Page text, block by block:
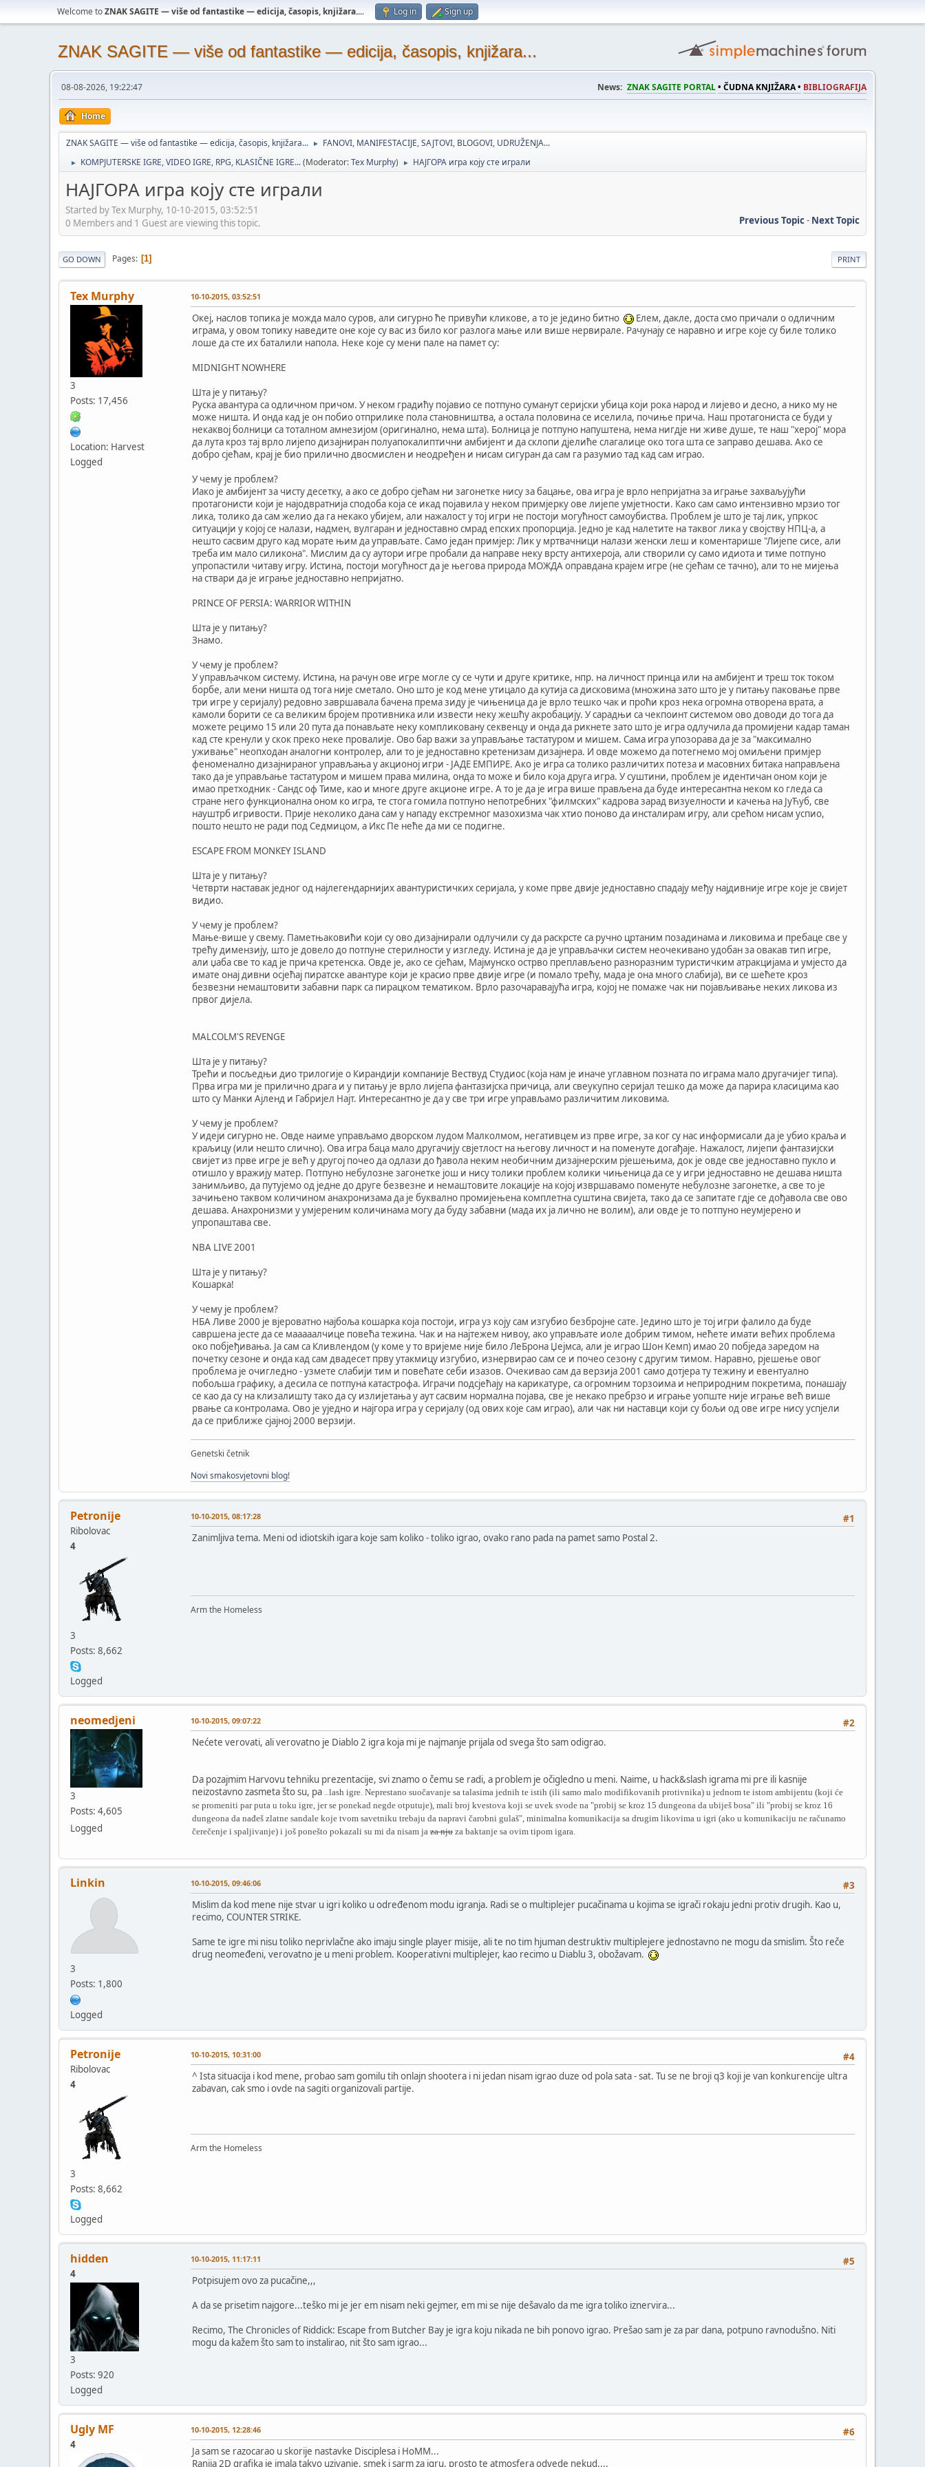
Welcome toZNAK SAGITE — više od fantastike — edicija, časopis, knjižara.... Log in Sign up
ZNAK SAGITE — više od fantastike — edicija, časopis, knjižara...
08-08-2026, 19:22:47 News: ZNAK SAGITE PORTAL• ČUDNA KNJIŽARA • BIBLIOGRAFIJA
Home
ZNAK SAGITE — više od fantastike — edicija, časopis, knjižara... ► FANOVI, MANIFESTACIJE, SAJTOVI, BLOGOVI, UDRUŽENJA...
► KOMPJUTERSKE IGRE, VIDEO IGRE, RPG, KLASIČNE IGRE...(Moderator:Tex Murphy) ► НАЈГОРА игра коју сте играли
НАЈГОРА игра коју сте играли
Started by Tex Murphy, 10-10-2015, 03:52:51
Previous Topic- Next Topic
0 Members and 1 Guest are viewing this topic.
PRINT
GO DOWN Pages 1
Tex Murphy
3
Posts: 17,456
Location: Harvest
Logged
10-10-2015, 03:52:51
Океј, наслов топика је можда мало суров, али сигурно ће привући кликове, а то је једино битно
Елем, дакле, доста смо причали о одличним
играма, у овом топику наведите оне које су вас из било ког разлога мање или више нервирале. Рачунају се наравно и игре које су биле толико
лоше да сте их баталили напола. Неке које су мени пале на памет су:
MIDNIGHT NOWHERE
Шта је у питању?
Руска авантура са одличном причом. У неком градићу појавио се потпуно суманут серијски убица који рока народ и лијево и десно, а нико му не
може ништа. И онда кад је он побио отприлике пола становништва, а остала половина се иселила, почиње прича. Наш протагониста се буди у
некаквој болници са тоталном амнезијом (оригинално, нема шта). Болница је потпуно напуштена, нема нигдје ни живе душе, те наш "херој" мора
да лута кроз тај врло лијепо дизајниран полуапокалиптични амбијент и да склопи дјелиће слагалице око тога шта се заправо дешава. Ако се
добро сјећам, крај је био прилично двосмислен и неодређен и нисам сигуран да сам га разумио тад кад сам играо.
У чему је проблем?
Иако је амбијент за чисту десетку, а ако се добро сјећам ни загонетке нису за бацање, ова игра је врло непријатна за играње захваљујући
протагонисти који је најодвратнија сподоба која се икад појавила у неком примјерку ове лијепе умјетности. Како сам само интензивно мрзио тог
лика, толико да сам желио да га некако убијем, али нажалост у тој игри не постоји могућност самоубиства. Проблем је што је тај лик, упркос
ситуацији у којој се налази, надмен, вулгаран и једноставно смрад епских пропорција. Једно је кад налетите на таквог лика у својству НПЦ-а, а
нешто сасвим друго кад морате њим да управљате. Само један примјер: Лик у мртвачници налази женски леш и коментарише "Лијепе сисе, али
треба им мало силикона". Мислим да су аутори игре пробали да направе неку врсту антихероја, али створили су само идиота и тиме потпуно
упропастили читаву игру. Истина, постоји могућност да је његова природа МОЖДА оправдана крајем игре (не сјећам се тачно), али то не мијења
на ствари да је играње једноставно непријатно.
PRINCE OF PERSIA: WARRIOR WITHIN
Шта је у питању?
Знамо.
У чему је проблем?
У управљачком систему. Истина, на рачун ове игре могле су се чути и друге критике, нпр. на личност принца или на амбијент и треш ток током
борбе, али мени ништа од тога није сметало. Оно што је код мене утицало да кутија са дисковима (множина зато што је у питању паковање прве
три игре у серијалу) редовно завршавала бачена према зиду је чињеница да је врло тешко чак и проћи кроз нека огромна отворена врата, а
камоли борити се са великим бројем противника или извести неку жешћу акробацију. У сарадњи са чекпоинт системом ово доводи до тога да
можете рецимо 15 или 20 пута да понављате неку компликовану секвенцу и онда да рикнете зато што је игра одлучила да промијени кадар таман
кад сте кренули у скок преко неке провалије. Ово бар важи за управљање тастатуром и мишем. Сама игра упозорава да је за "максимално
уживање" неопходан аналогни контролер, али то је једноставно кретенизам дизајнера. И овде можемо да потегнемо мој омиљени примјер
феноменално дизајнираног управљања у акционој игри - ЈАДЕ ЕМПИРЕ. Ако је игра са толико различитих потеза и масовних битака направљена
тако да је управљање тастатуром и мишем права милина, онда то може и било која друга игра. У суштини, проблем је идентичан оном који је
имао претходник - Сандс оф Тиме, као и многе друге акционе игре. А то је да је игра више прављена да буде интересантна неком ко гледа са
стране него функционална оном ко игра, те стога гомила потпуно непотребних "филмских" кадрова зарад визуелности и качења на ЈуЋуб, све
науштрб игривости. Прије неколико дана сам у нападу екстремног мазохизма чак хтио поново да инсталирам игру, али срећом нисам успио,
пошто нешто не ради под Седмицом, а Икс Пе неће да ми се подигне.
ESCAPE FROM MONKEY ISLAND
Шта је у питању?
Четврти наставак једног од најлегендарнијих авантуристичких серијала, у коме прве двије једноставно спадају међу најдивније игре које је свијет
видио.
У чему је проблем?
Мање-више у свему. Паметњаковићи који су ово дизајнирали одлучили су да раскрсте са ручно цртаним позадинама и ликовима и пребаце све у
трећу димензију, што је довело до потпуне стерилности у изгледу. Истина је да је управљачки систем неочекивано удобан за овакав тип игре,
али џаба све то кад је прича кретенска. Овде је, ако се сјећам, Мајмунско острво преплављено разноразним туристичким атракцијама и умјесто да
имате онај дивни осјећај пиратске авантуре који је красио прве двије игре (и помало трећу, мада је она много слабија), ви се шећете кроз
безвезни немаштовити забавни парк са пирацком тематиком. Врло разочаравајућа игра, којој не помаже чак ни појављивање неких ликова из
првог дијела.
MALCOLM'S REVENGE
Шта је у питању?
Трећи и посљедњи дио трилогије о Кирандији компаније Вествуд Студиос (која нам је иначе углавном позната по играма мало другачијег типа).
Прва игра ми је прилично драга и у питању је врло лијепа фантазијска причица, али свеукупно серијал тешко да може да парира класицима као
што су Манки Ајленд и Габријел Најт. Интересантно је да у све три игре управљамо различитим ликовима.
У чему је проблем?
У идеји сигурно не. Овде наиме управљамо дворском лудом Малколмом, негативцем из прве игре, за ког су нас информисали да је убио краља и
краљицу (или нешто слично). Ова игра баца мало другачију свјетлост на његову личност и на поменуте догађаје. Нажалост, лијепи фантазијски
свијет из прве игре је већ у другој почео да одлази до ђавола неким необичним дизајнерским рјешењима, док је овде све једноставно пукло и
отишло у вражију матер. Потпуно небулозне загонетке још и нису толики проблем колики чињеница да се у игри једноставно не дешава ништа
занимљиво, да путујемо од једне до друге безвезне и немаштовите локације на којој извршавамо поменуте небулозне загонетке, а све то је
зачињено таквом количином анахронизама да је буквално промијењена комплетна суштина свијета, тако да се запитате гдје се дођавола све ово
дешава. Анахронизми у умјереним количинама могу да буду забавни (мада их ја лично не волим), али овде је то потпуно неумјерено и
упропаштава све.
NBA LIVE 2001
Шта је у питању?
Кошарка!
У чему је проблем?
НБА Ливе 2000 је вјероватно најбоља кошарка која постоји, игра уз коју сам изгубио безбројне сате. Једино што је тој игри фалило да буде
савршена јесте да се мааааалчице повећа тежина. Чак и на најтежем нивоу, ако управљате иоле добрим тимом, нећете имати већих проблема
око побјеђивања. Ја сам са Кливлендом (у коме у то вријеме није било ЛеБрона Џејмса, али је играо Шон Кемп) имао 20 побједа заредом на
почетку сезоне и онда кад сам двадесет прву утакмицу изгубио, изнервирао сам се и почео сезону с другим тимом. Наравно, рјешење овог
проблема је очигледно - узмете слабији тим и повећате себи изазов. Очекивао сам да верзија 2001 само дотјера ту тежину и евентуално
побољша графику, а десила се потпуна катастрофа. Играчи подсјећају на карикатуре, са огромним торзоима и неприродним покретима, понашају
се као да су на клизалишту тако да су излијетања у аут сасвим нормална појава, све је некако пребрзо и играње уопште није играње већ више
рвање са контролама. Ово је уједно и најгора игра у серијалу (од ових које сам играо), али чак ни наставци који су бољи од ове игре нису успјели
да се приближе сјајној 2000 верзији.
Genetski četnik
Novi smakosvjetovni blog!
Petronije
Ribolovac
4
3
Posts: 8,662
Logged
#1
10-10-2015, 08:17:28
Zanimljiva tema. Meni od idiotskih igara koje sam koliko - toliko igrao, ovako rano pada na pamet samo Postal 2.
Arm the Homeless
neomedjeni
3
Posts: 4,605
Logged
#2
10-10-2015, 09:07:22
Nećete verovati, ali verovatno je Diablo 2 igra koja mi je najmanje prijala od svega što sam odigrao.
Da pozajmim Harvovu tehniku prezentacije, svi znamo o čemu se radi, a problem je očigledno u meni. Naime, u hack&slash igrama mi pre ili kasnije
neizostavno zasmeta što su, pa
lash igre. Neprestano suočavanje sa talasima jednih te istih (ili samo malo modifikovanih protivnika) u jednom te istom ambijentu (koji će
se promeniti par puta u toku igre, jer se ponekad negde otputuje), mali broj kvestova koji se uvek svode na "probij se kroz 15 dungeona da ubiješ bosa" ili "probij se kroz 16
dungeona da nađeš zlatne sandale koje tvom savetniku trebaju da napravi čarobni gulaš", minimalna komunikacija sa drugim likovima u igri (ako u komunikaciju ne računamo
čerečenje i spaljivanje) i još ponešto pokazali su mi da nisam ja za nju za baktanje sa ovim tipom igara.
Linkin
3
Posts: 1,800
Logged
#3
10-10-2015, 09:46:06
Mislim da kod mene nije stvar u igri koliko u određenom modu igranja. Radi se o multiplejer pucačinama u kojima se igrači rokaju jedni protiv drugih. Kao u,
recimo, COUNTER STRIKE.
Same te igre mi nisu toliko neprivlačne ako imaju single player misije, ali te no tim hjuman destruktiv multiplejere jednostavno ne mogu da smislim. Što reče
drug neomeđeni, verovatno je u meni problem. Kooperativni multiplejer, kao recimo u Diablu 3, obožavam.
Petronije
Ribolovac
4
3
Posts: 8,662
Logged
#4
10-10-2015, 10:31:00
^ Ista situacija i kod mene, probao sam gomilu tih onlajn shootera i ni jedan nisam igrao duze od pola sata - sat. Tu se ne broji q3 koji je van konkurencije ultra
zabavan, cak smo i ovde na sagiti organizovali partije.
Arm the Homeless
hidden
4
3
Posts: 920
Logged
#5
10-10-2015, 11:17:11
Potpisujem ovo za pucačine,,,
A da se prisetim najgore...teško mi je jer em nisam neki gejmer, em mi se nije dešavalo da me igra toliko iznervira...
Recimo, The Chronicles of Riddick: Escape from Butcher Bay je igra koju nikada ne bih ponovo igrao. Prešao sam je za par dana, potpuno ravnodušno. Niti
mogu da kažem što sam to instalirao, nit što sam igrao...
Ugly MF
4
#6
10-10-2015, 12:28:46
Ja sam se razocarao u skorije nastavke Disciplesa i HoMM...
Ranija 2D grafika je imala takvo uzivanje, smek i sarm za igru, prosto te atmosfera odvede nekud....